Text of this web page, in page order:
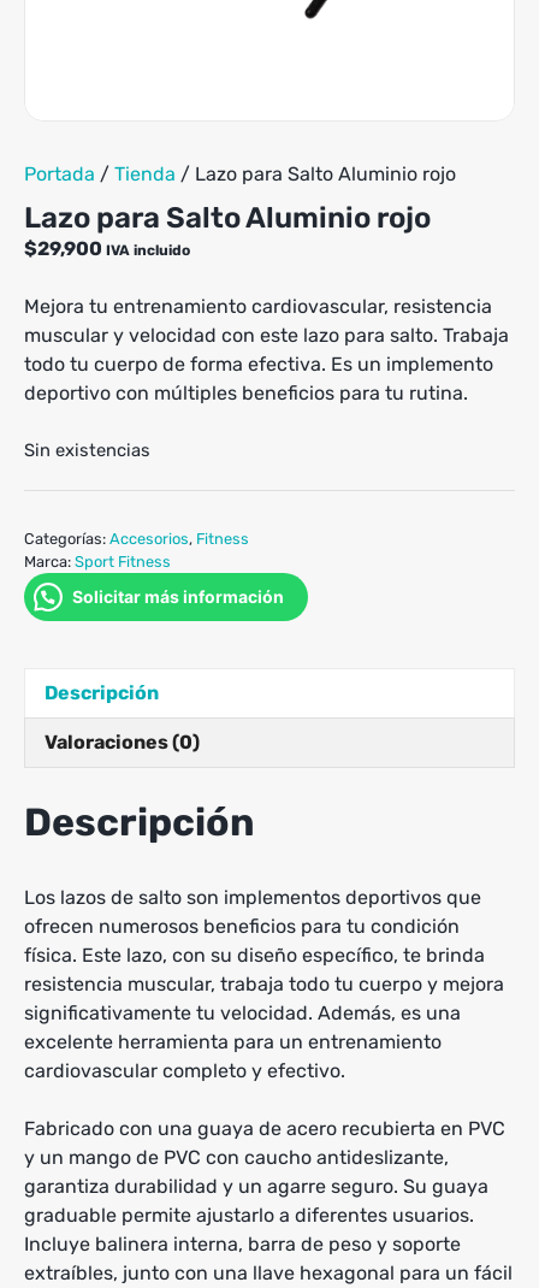
en
la
página
Portada / Tienda / Lazo para Salto Aluminio rojo
Lazo para Salto Aluminio rojo
$29,900 IVA incluido
Mejora tu entrenamiento cardiovascular, resistencia
muscular y velocidad con este lazo para salto. Trabaja
todo tu cuerpo de forma efectiva. Es un implemento
deportivo con múltiples beneficios para tu rutina.
Sin existencias
Categorías: Accesorios, Fitness
Marca: Sport Fitness
Solicitar más información
Descripción
Valoraciones (0)
Descripción
Los lazos de salto son implementos deportivos que
ofrecen numerosos beneficios para tu condición
física. Este lazo, con su diseño específico, te brinda
resistencia muscular, trabaja todo tu cuerpo y mejora
significativamente tu velocidad. Además, es una
excelente herramienta para un entrenamiento
cardiovascular completo y efectivo.
Fabricado con una guaya de acero recubierta en PVC
y un mango de PVC con caucho antideslizante,
garantiza durabilidad y un agarre seguro. Su guaya
graduable permite ajustarlo a diferentes usuarios.
Incluye balinera interna, barra de peso y soporte
extraíbles, junto con una llave hexagonal para un fácil